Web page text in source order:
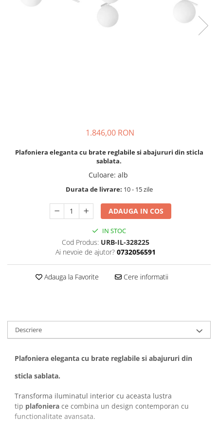
1.846,00 RON
Plafoniera eleganta cu brate reglabile si abajururi din sticla
sablata.
Culoare: alb
Durata de livrare: 10 - 15 zile
ADAUGA IN COS
IN STOC
Cod Produs: URB-IL-328225
Ai nevoie de ajutor? 0732056591
Adauga la Favorite Cere informatii
Descriere
Plafoniera eleganta cu brate reglabile si abajururi din
sticla sablata.
Transforma iluminatul interior cu aceasta lustra
tip plafoniera ce combina un design contemporan cu
functionalitate avansata.